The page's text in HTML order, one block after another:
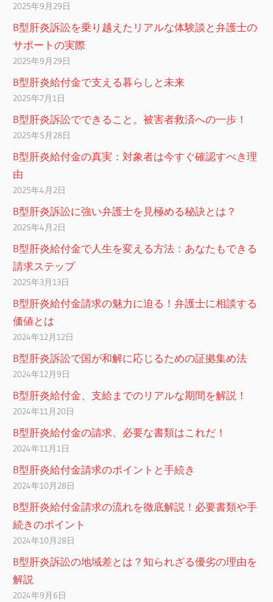
2025年9月29日
B型肝炎訴訟を乗り越えたリアルな体験談と弁護士の
サポートの実際
2025年9月29日
B型肝炎給付金で支える暮らしと未来
2025年7月1日
B型肝炎訴訟でできること。被害者救済への一歩！
2025年5月28日
B型肝炎給付金の真実：対象者は今すぐ確認すべき理
由
2025年4月2日
B型肝炎訴訟に強い弁護士を見極める秘訣とは？
2025年4月2日
B型肝炎給付金で人生を変える方法：あなたもできる
請求ステップ
2025年3月13日
B型肝炎給付金請求の魅力に迫る！弁護士に相談する
価値とは
2024年12月12日
B型肝炎訴訟で国が和解に応じるための証拠集め法
2024年12月9日
B型肝炎給付金、支給までのリアルな期間を解説！
2024年11月20日
B型肝炎給付金の請求、必要な書類はこれだ！
2024年11月1日
B型肝炎給付金請求のポイントと手続き
2024年10月28日
B型肝炎給付金請求の流れを徹底解説！必要書類や手
続きのポイント
2024年10月28日
B型肝炎訴訟の地域差とは？知られざる優劣の理由を
解説
2024年9月6日